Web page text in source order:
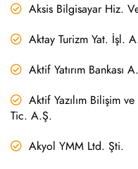
Aksis Bilgisayar Hiz.
Aktay Turizm Yat. İşl.
Aktif Yatırım Bankası
Aktif Yazılım Bilişim
Tic. A.Ş.
Akyol YMM Ltd. Şti.